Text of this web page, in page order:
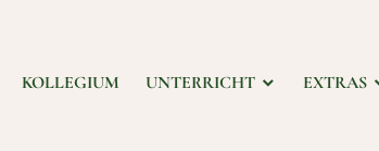
KOLLEGIUM UNTERRICHT EXTRAS